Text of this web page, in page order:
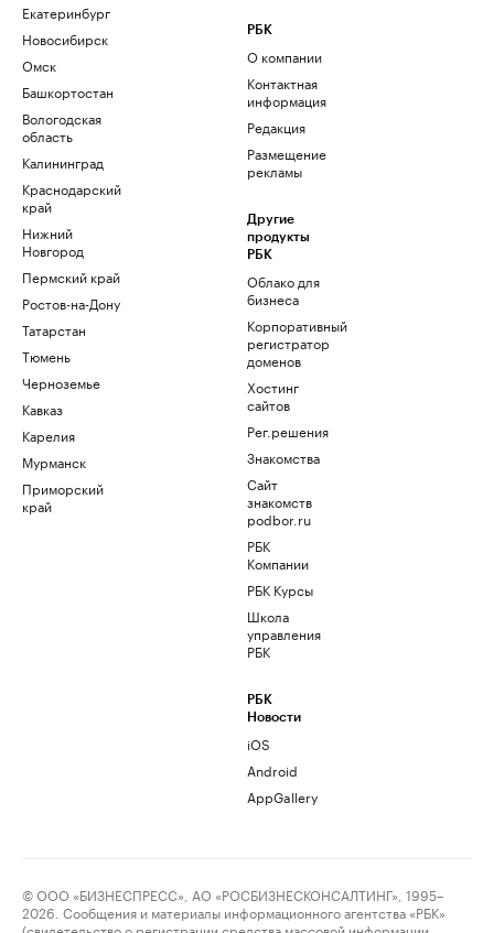
Екатеринбург
Новосибирск
Омск
Башкортостан
Вологодская
область
Калининград
Краснодарский
край
Нижний
Новгород
Пермский край
Ростов-на-Дону
Татарстан
Тюмень
Черноземье
Кавказ
Карелия
Мурманск
Приморский
край
РБК
О компании
Контактная
информация
Редакция
Размещение
рекламы
Другие
продукты
РБК
Облако для
бизнеса
Корпоративный
регистратор
доменов
Хостинг
сайтов
Рег.решения
Знакомства
Сайт
знакомств
podbor.ru
РБК
Компании
РБК Курсы
Школа
управления
РБК
РБК
Новости
iOS
Android
AppGallery
© ООО «БИЗНЕСПРЕСС», АО «РОСБИЗНЕСКОНСАЛТИНГ», 1995–
2026. Сообщения и материалы информационного агентства «РБК»